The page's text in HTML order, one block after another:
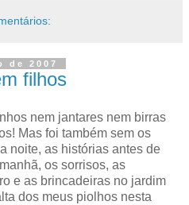
de 2007
filhos
nem jantares nem birras
Mas foi também sem os
noite, as histórias antes de
os sorrisos, as
e as brincadeiras no jardim
dos meus piolhos nesta